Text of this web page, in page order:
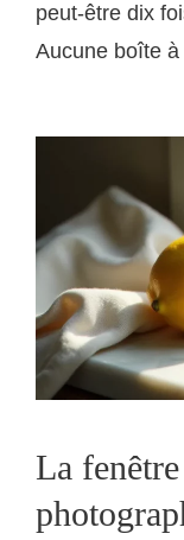
peut-être dix
Aucune boîte
La